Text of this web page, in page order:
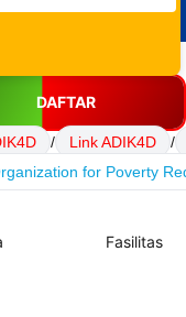
DAFTAR
/ Link ADIK4D
/
for Poverty
Fasilitas